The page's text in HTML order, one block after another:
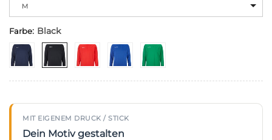
M
Farbe: Black
MIT EIGENEM DRUCK / STICK
Dein Motiv gestalten